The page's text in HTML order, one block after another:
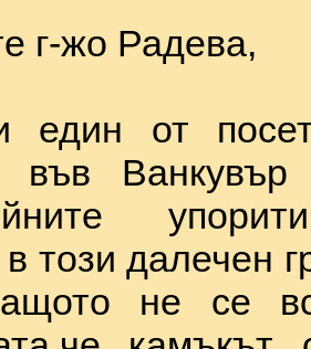
г-жо Радева,
от
във
този далечен
не се